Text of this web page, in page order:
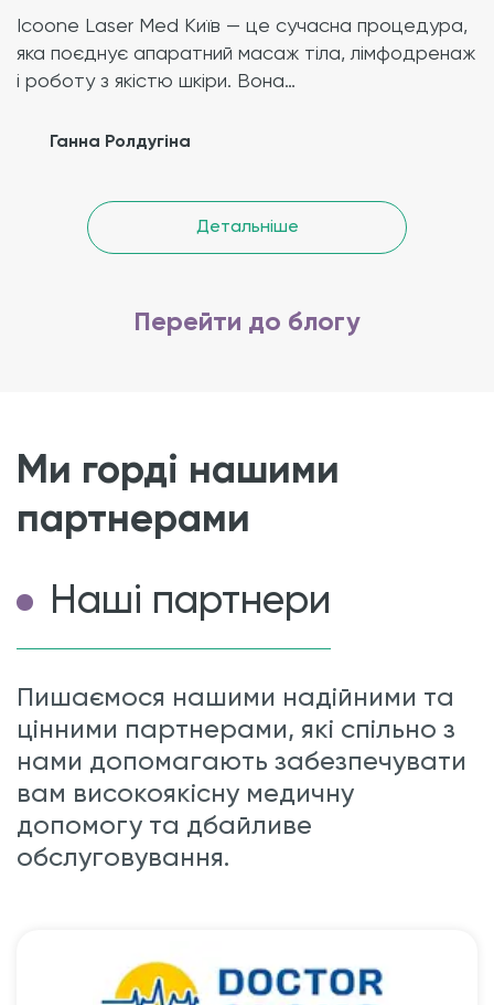
Icoone Laser Med Київ — це сучасна процедура,
яка поєднує апаратний масаж тіла, лімфодренаж
і роботу з якістю шкіри. Вона…
Ганна Ролдугіна
Детальніше
Перейти до блогу
Ми горді нашими
партнерами
Наші партнери
Пишаємося нашими надійними та
цінними партнерами, які спільно з
нами допомагають забезпечувати
вам високоякісну медичну
допомогу та дбайливе
обслуговування.